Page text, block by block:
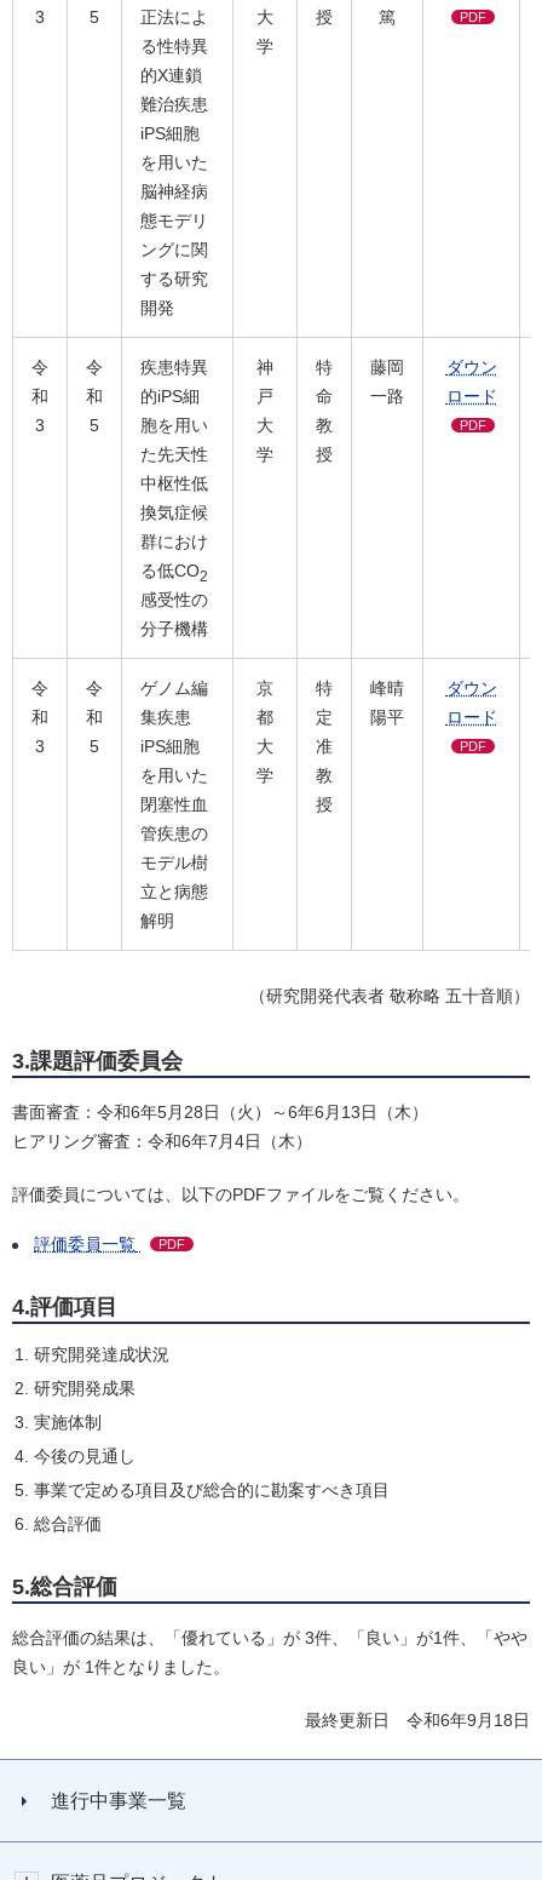
3
5
正法によ
る性特異
的X連鎖
難治疾患
iPS細胞
を用いた
脳神経病
態モデリ
ングに関
する研究
開発
大
学
授
篤
PDF
令
和
3
令
和
5
疾患特異
的iPS細
胞を用い
た先天性
中枢性低
換気症候
群におけ
る低CO2
感受性の
分子機構
神
戸
大
学
特
命
教
授
藤岡
一路
ダウン
ロード
PDF
令
和
3
令
和
5
ゲノム編
集疾患
iPS細胞
を用いた
閉塞性血
管疾患の
モデル樹
立と病態
解明
京
都
大
学
特
定
准
教
授
峰晴
陽平
ダウン
ロード
PDF
（研究開発代表者 敬称略 五十音順）
3.課題評価委員会
書面審査：令和6年5月28日（火）～6年6月13日（木）
ヒアリング審査：令和6年7月4日（木）
評価委員については、以下のPDFファイルをご覧ください。
評価委員一覧 PDF
4.評価項目
研究開発達成状況
研究開発成果
実施体制
今後の見通し
事業で定める項目及び総合的に勘案すべき項目
総合評価
5.総合評価
総合評価の結果は、「優れている」が 3件、「良い」が1件、「やや
良い」が 1件となりました。
最終更新日 令和6年9月18日
進行中事業一覧